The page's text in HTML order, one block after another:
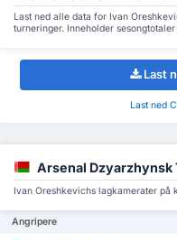
Last ned alle data for Ivan
turneringer. Inneholder
Last
Last ned
Arsenal Dzyarzhynsk
Ivan Oreshkevichs lagkamerater på
Angripere